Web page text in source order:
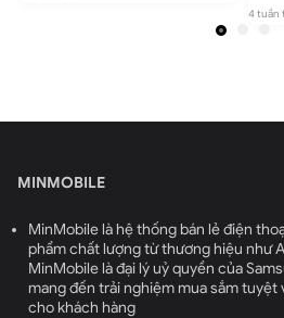
4 tuần
MINMOBILE
MinMobile là hệ thống bán lẻ điện
phẩm chất lượng từ thương hiệu như
MinMobile là đại lý uỷ quyền của
mang đến trải nghiệm mua sắm tuyệt
cho khách hàng